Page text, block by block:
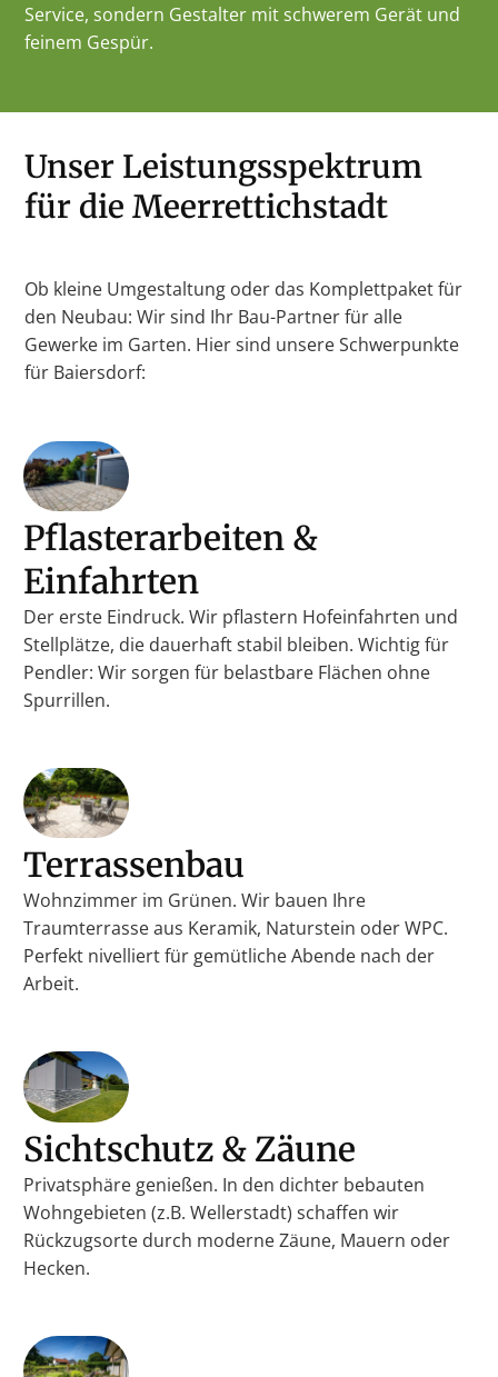
Service, sondern Gestalter mit schwerem Gerät und
feinem Gespür.
Unser Leistungsspektrum
für die Meerrettichstadt
Ob kleine Umgestaltung oder das Komplettpaket für
den Neubau: Wir sind Ihr Bau-Partner für alle
Gewerke im Garten. Hier sind unsere Schwerpunkte
für Baiersdorf:
Pflasterarbeiten &
Einfahrten
Der erste Eindruck. Wir pflastern Hofeinfahrten und
Stellplätze, die dauerhaft stabil bleiben. Wichtig für
Pendler: Wir sorgen für belastbare Flächen ohne
Spurrillen.
Terrassenbau
Wohnzimmer im Grünen. Wir bauen Ihre
Traumterrasse aus Keramik, Naturstein oder WPC.
Perfekt nivelliert für gemütliche Abende nach der
Arbeit.
Sichtschutz & Zäune
Privatsphäre genießen. In den dichter bebauten
Wohngebieten (z.B. Wellerstadt) schaffen wir
Rückzugsorte durch moderne Zäune, Mauern oder
Hecken.